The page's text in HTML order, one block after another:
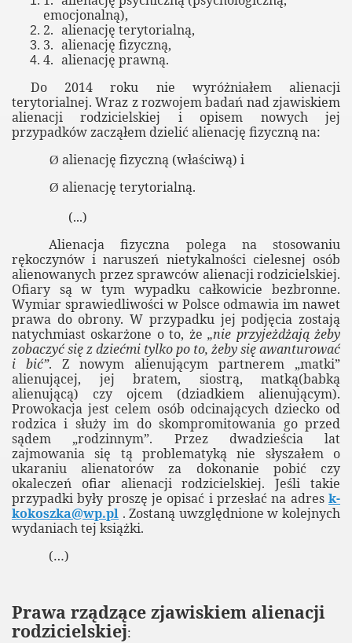
emocjonalną),
2. alienację terytorialną,
3. alienację fizyczną,
4. alienację prawną.
Do 2014 roku nie wyróżniałem alienacji
terytorialnej. Wraz z rozwojem badań nad zjawiskiem
alienacji rodzicielskiej i opisem nowych jej
przypadków zacząłem dzielić alienację fizyczną na:
Ø alienację fizyczną (właściwą) i
Ø alienację terytorialną.
(...)
Alienacja fizyczna polega na stosowaniu
rękoczynów i naruszeń nietykalności cielesnej osób
alienowanych przez sprawców alienacji rodzicielskiej.
Ofiary są w tym wypadku całkowicie bezbronne.
Wymiar sprawiedliwości w Polsce odmawia im nawet
prawa do obrony. W przypadku jej podjęcia zostają
natychmiast oskarżone o to, że„nie przyjeżdżają żeby
zobaczyć się z dziećmi tylko po to, żeby się awanturować
i bić”. Z nowym alienującym partnerem „matki”
alienującej, jej bratem, siostrą, matką(babką
alienującą) czy ojcem (dziadkiem alienującym).
Prowokacja jest celem osób odcinających dziecko od
rodzica i służy im do skompromitowania go przed
sądem „rodzinnym”. Przez dwadzieścia lat
zajmowania się tą problematyką nie słyszałem o
ukaraniu alienatorów za dokonanie pobić czy
okaleczeń ofiar alienacji rodzicielskiej. Jeśli takie
przypadki były proszę je opisać i przesłać na adres k-
kokoszka@wp.pl . Zostaną uwzględnione w kolejnych
wydaniach tej książki.
(…)
Prawa rządzące zjawiskiem alienacji
rodzicielskiej:
się” dla celów alienacji rodzicielskiej
Obrony Praw Dziecka
K OPP
wobec dzieci?
Uniwersytetu Łódzkiego